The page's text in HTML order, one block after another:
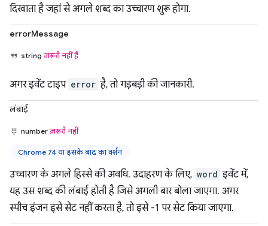
दिखाता है जहां से अगले शब्द का उच्चारण शुरू होगा.
errorMessage
stringज़रूरी नहीं है
अगर इवेंट टाइप error है, तो गड़बड़ी की जानकारी.
लंबाई
numberज़रूरी नहीं
Chrome 74 या इसके बाद का वर्शन
उच्चारण के अगले हिस्से की अवधि. उदाहरण के लिए, word इवेंट में,
यह उस शब्द की लंबाई होती है जिसे अगली बार बोला जाएगा. अगर
स्पीच इंजन इसे सेट नहीं करता है, तो इसे -1 पर सेट किया जाएगा.